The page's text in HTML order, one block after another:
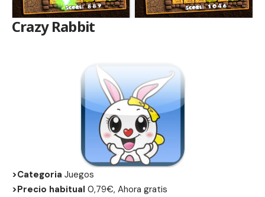
Crazy Rabbit
>Categoria Juegos
>Precio habitual 0,79€, Ahora gratis